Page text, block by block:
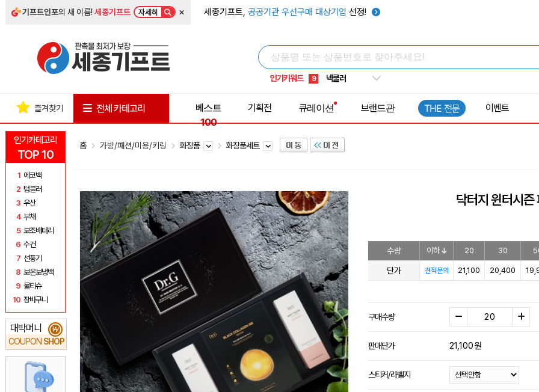
기프트인포의 새 이름!세종기프트 자세히 × 세종기프트, 공공기관 우선구매 대상기업 선정!
인기키워드
5 키캡
8 쿨토시
9 넥쿨러
1 선풍기
인기카테고리
TOP 10
1 에코백
2 텀블러
3 우산
4 부채
5 보조배터리
6 수건
7 선풍기
8 보온보냉백
9 물티슈
10 장바구니
대박머니
COUPON SHOP
₩
즐겨찾기 전체 카테고리
베스트
100
기획전 큐레이션 브랜드관 THE 전문 이벤트
홈 가방/패션/미용/키링 화장품 화장품세트
닥터지 윈터시
수량 이하 20 30
단가 견적문의 21,100 20,400
구매수량
판매단가 21,100원
스티커/라벨지